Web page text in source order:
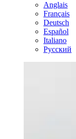
Anglais
Français
Deutsch
Español
Italiano
Pусский